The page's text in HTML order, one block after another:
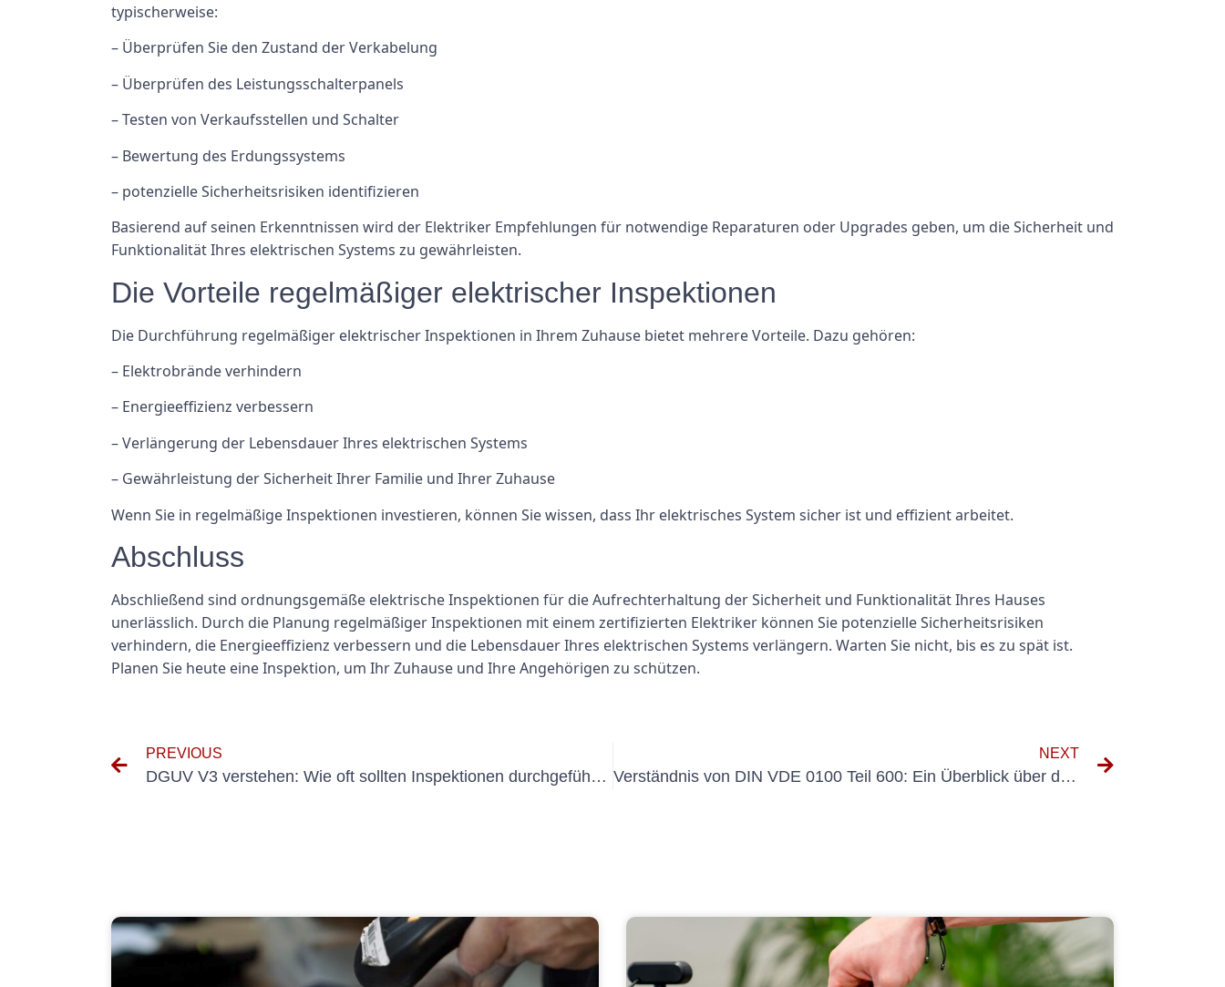
typischerweise:
– Überprüfen Sie den Zustand der Verkabelung
– Überprüfen des Leistungsschalterpanels
– Testen von Verkaufsstellen und Schalter
– Bewertung des Erdungssystems
– potenzielle Sicherheitsrisiken identifizieren
Basierend auf seinen Erkenntnissen wird der Elektriker Empfehlungen für notwendige Reparaturen oder Upgrades geben, um die Sicherheit und
Funktionalität Ihres elektrischen Systems zu gewährleisten.
Die Vorteile regelmäßiger elektrischer Inspektionen
Die Durchführung regelmäßiger elektrischer Inspektionen in Ihrem Zuhause bietet mehrere Vorteile. Dazu gehören:
– Elektrobrände verhindern
– Energieeffizienz verbessern
– Verlängerung der Lebensdauer Ihres elektrischen Systems
– Gewährleistung der Sicherheit Ihrer Familie und Ihrer Zuhause
Wenn Sie in regelmäßige Inspektionen investieren, können Sie wissen, dass Ihr elektrisches System sicher ist und effizient arbeitet.
Abschluss
Abschließend sind ordnungsgemäße elektrische Inspektionen für die Aufrechterhaltung der Sicherheit und Funktionalität Ihres Hauses
unerlässlich. Durch die Planung regelmäßiger Inspektionen mit einem zertifizierten Elektriker können Sie potenzielle Sicherheitsrisiken
verhindern, die Energieeffizienz verbessern und die Lebensdauer Ihres elektrischen Systems verlängern. Warten Sie nicht, bis es zu spät ist.
Planen Sie heute eine Inspektion, um Ihr Zuhause und Ihre Angehörigen zu schützen.
PREVIOUS
DGUV V3 verstehen: Wie oft sollten Inspektionen durchgeführt werden?
NEXT
Verständnis von DIN VDE 0100 Teil 600: Ein Überblick über die ersten Inspektionsanforderungen